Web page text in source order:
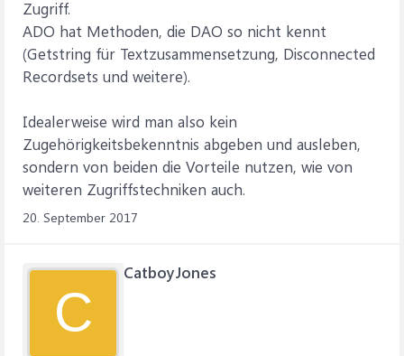
Zugriff.
ADO hat Methoden, die DAO so nicht kennt
(Getstring für Textzusammensetzung, Disconnected
Recordsets und weitere).
Idealerweise wird man also kein
Zugehörigkeitsbekenntnis abgeben und ausleben,
sondern von beiden die Vorteile nutzen, wie von
weiteren Zugriffstechniken auch.
20. September 2017
C
CatboyJones